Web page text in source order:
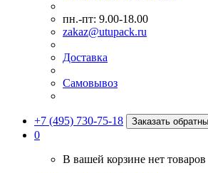
пн.-пт: 9.00-18.00
zakaz@utupack.ru
Доставка
Самовывоз
+7 (495) 730-75-18 Заказать
0
В вашей корзине нет товаров